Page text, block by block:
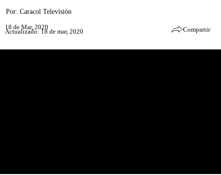
Por: Caracol Televisión
18 de Mar, 2020
Actualizado: 18 de mar, 2020 Compartir